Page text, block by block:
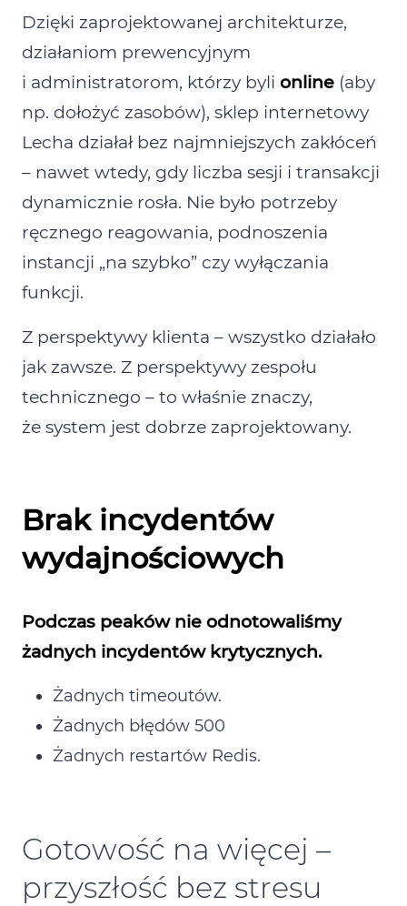
Dzięki zaprojektowanej architekturze,
działaniom prewencyjnym
i administratorom, którzy byli online (aby
np. dołożyć zasobów), sklep internetowy
Lecha działał bez najmniejszych zakłóceń
– nawet wtedy, gdy liczba sesji i transakcji
dynamicznie rosła. Nie było potrzeby
ręcznego reagowania, podnoszenia
instancji „na szybko” czy wyłączania
funkcji.
Z perspektywy klienta – wszystko działało
jak zawsze. Z perspektywy zespołu
technicznego – to właśnie znaczy,
że system jest dobrze zaprojektowany.
Brak incydentów
wydajnościowych
Podczas peaków nie odnotowaliśmy
żadnych incydentów krytycznych.
Żadnych timeoutów.
Żadnych błędów 500
Żadnych restartów Redis.
Gotowość na więcej –
przyszłość bez stresu